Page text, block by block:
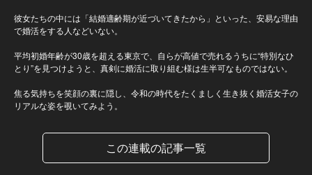
彼女たちの中には「結婚適齢期が近づいてきたから」といった、安易な理由
で婚活をする人などいない。
平均初婚年齢が30歳を超える東京で、自らが高値で売れるうちに“特別なひ
とり”を見つけようと、真剣に婚活に取り組む様は生半可なものではない。
焦る気持ちを笑顔の裏に隠し、令和の時代をたくましく生き抜く婚活女子の
リアルな姿を覗いてみよう。
この連載の記事一覧